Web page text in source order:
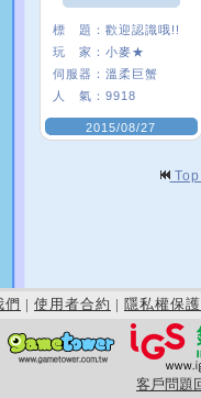
標 題： 歡迎認識哦!!
玩 家： 小麥★
伺服器： 溫柔巨蟹
人 氣： 9918
2015/08/27
們 | 使用者合約 | 隱私權保護
客戶問題